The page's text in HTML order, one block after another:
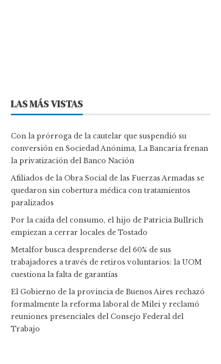
LAS MÁS VISTAS
Con la prórroga de la cautelar que suspendió su
conversión en Sociedad Anónima, La Bancaria frenan
la privatización del Banco Nación
Afiliados de la Obra Social de las Fuerzas Armadas se
quedaron sin cobertura médica con tratamientos
paralizados
Por la caída del consumo, el hijo de Patricia Bullrich
empiezan a cerrar locales de Tostado
Metalfor busca desprenderse del 60% de sus
trabajadores a través de retiros voluntarios: la UOM
cuestiona la falta de garantías
El Gobierno de la provincia de Buenos Aires rechazó
formalmente la reforma laboral de Milei y reclamó
reuniones presenciales del Consejo Federal del
Trabajo